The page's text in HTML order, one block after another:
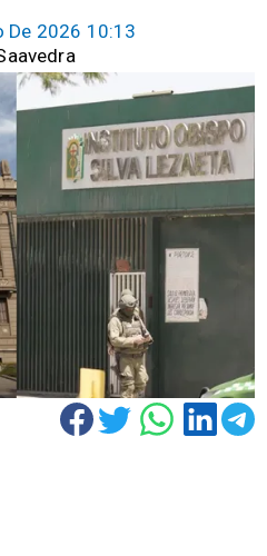
De 2026 10:13